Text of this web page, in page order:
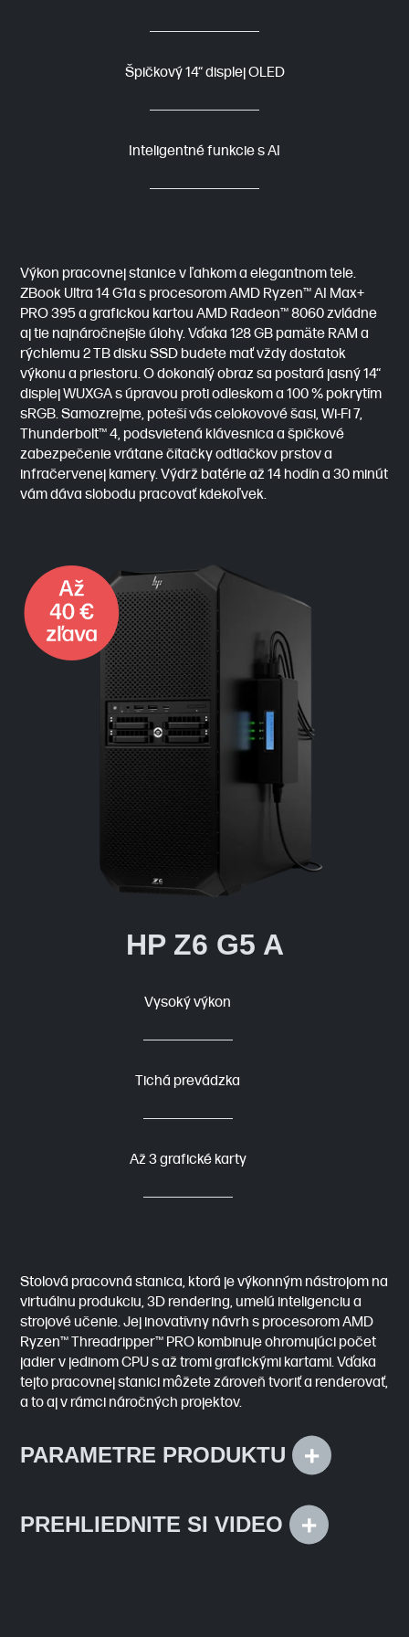
Špičkový 14“ displej OLED
Inteligentné funkcie s AI
Výkon pracovnej stanice v ľahkom a elegantnom tele.
ZBook Ultra 14 G1a s procesorom AMD Ryzen™ AI Max+
PRO 395 a grafickou kartou AMD Radeon™ 8060 zvládne
aj tie najnáročnejšie úlohy. Vďaka 128 GB pamäte RAM a
rýchlemu 2 TB disku SSD budete mať vždy dostatok
výkonu a priestoru. O dokonalý obraz sa postará jasný 14“
displej WUXGA s úpravou proti odleskom a 100 % pokrytím
sRGB. Samozrejme, poteší vás celokovové šasi, Wi-Fi 7,
Thunderbolt™ 4, podsvietená klávesnica a špičkové
zabezpečenie vrátane čítačky odtlačkov prstov a
infračervenej kamery. Výdrž batérie až 14 hodín a 30 minút
vám dáva slobodu pracovať kdekoľvek.
HP Z6 G5 A
Vysoký výkon
Tichá prevádzka
Až 3 grafické karty
Stolová pracovná stanica, ktorá je výkonným nástrojom na
virtuálnu produkciu, 3D rendering, umelú inteligenciu a
strojové učenie. Jej inovatívny návrh s procesorom AMD
Ryzen™ Threadripper™ PRO kombinuje ohromujúci počet
jadier v jedinom CPU s až tromi grafickými kartami. Vďaka
tejto pracovnej stanici môžete zároveň tvoriť a renderovať,
a to aj v rámci náročných projektov.
PARAMETRE PRODUKTU
systém
Windows 11 Pro
PREHLIEDNITE SI VIDEO